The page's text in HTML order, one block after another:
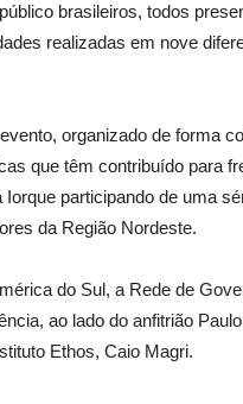
brasileiros, todos
realizadas em nove
organizado de forma
que têm contribuído para
participando de uma
da Região Nordeste.
do Sul, a Rede de
ao lado do anfitrião
Ethos, Caio Magri.